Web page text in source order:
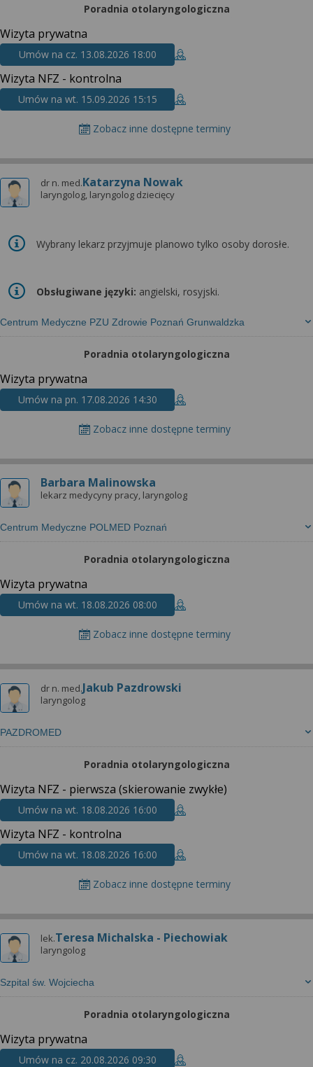
Poradnia otolaryngologiczna
Wizyta prywatna
Umów na cz. 13.08.2026 18:00
Wizyta NFZ - kontrolna
Umów na wt. 15.09.2026 15:15
Zobacz inne dostępne terminy
dr n. med.Katarzyna Nowak
laryngolog, laryngolog dziecięcy
Centrum Medyczne PZU Zdrowie Poznań Grunwaldzka
Wybrany lekarz przyjmuje planowo tylko osoby dorosłe.
Obsługiwane języki: angielski, rosyjski.
Poradnia otolaryngologiczna
Wizyta prywatna
Umów na pn. 17.08.2026 14:30
Zobacz inne dostępne terminy
Barbara Malinowska
lekarz medycyny pracy, laryngolog
Centrum Medyczne POLMED Poznań
Poradnia otolaryngologiczna
Wizyta prywatna
Umów na wt. 18.08.2026 08:00
Zobacz inne dostępne terminy
dr n. med.Jakub Pazdrowski
laryngolog
PAZDROMED
Poradnia otolaryngologiczna
Wizyta NFZ - pierwsza (skierowanie zwykłe)
Umów na wt. 18.08.2026 16:00
Wizyta NFZ - kontrolna
Umów na wt. 18.08.2026 16:00
Zobacz inne dostępne terminy
lek.Teresa Michalska - Piechowiak
laryngolog
Szpital św. Wojciecha
Poradnia otolaryngologiczna
Wizyta prywatna
Umów na cz. 20.08.2026 09:30